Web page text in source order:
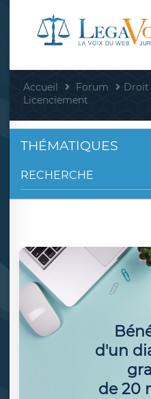
Accueil Forum Droit
Licenciement
THÉMATIQUES
d'un
de 20